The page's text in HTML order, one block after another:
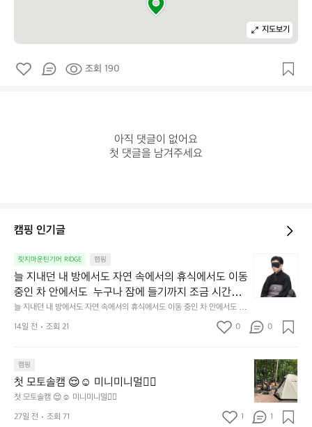
지도보기
조회 190
아직 댓글이 없어요
첫 댓글을 남겨주세요
캠핑 인기글
릿지마운틴기어 RIDGE 캠핑
늘 지내던 내 방에서도 자연 속에서의 휴식에서도 이동
중인 차 안에서도  누구나 잠에 들기까지 조금 시간이
걸리는 순간이 있습니다.  그럴 때는 차분하게 눈을 가
려보세요. 마치 암막 커튼을 조용히 내리듯이.  Polarte
c® Wind Pro™의 온기가 눈가를 포근히 감싸줍니다.
줍니다.  이 슬립 웜을 쓰는 것만으로 그곳은 나만의 밤
이 됩니다.  안녕히 주무세요.
늘 지내던 내 방에서도 자연 속에서의 휴식에서도 이동 중인 차 안에서도  누
구나 잠에 들기까지 조금 시간이 걸리는 순간이 있습니다.  그럴 때는 차분하
게 눈을 가려보세요. 마치 암막 커튼을 조용히 내리듯이.  Polartec® Wind
밤이 됩니다.  안녕히 주무세요.
내
던
방
도
자
연
속
에
14일 전 조회 21 0 0
캠핑
첫 모토솔캠 😌☺️ 미니미니멀👌🏼
첫 모토솔캠 😌☺️ 미니미니멀👌🏼
첫
모
토
솔
캠
27일 전 조회 71 1 1